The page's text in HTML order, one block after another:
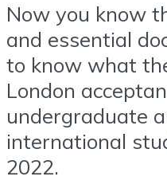
Now you know
and essential
to know what
London
undergraduate
international
2022.